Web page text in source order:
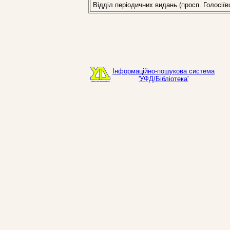
Відділ періодичних видань (просп.
Інформаційно-пошукова система
'УФД/Бібліотека'